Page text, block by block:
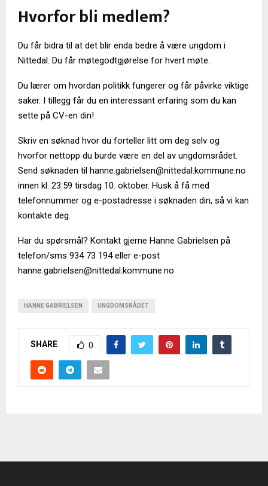
Hvorfor bli medlem?
Du får bidra til at det blir enda bedre å være ungdom i
Nittedal. Du får møtegodtgjørelse for hvert møte.
Du lærer om hvordan politikk fungerer og får påvirke viktige
saker. I tillegg får du en interessant erfaring som du kan
sette på CV-en din!
Skriv en søknad hvor du forteller litt om deg selv og
hvorfor nettopp du burde være en del av ungdomsrådet.
Send søknaden til hanne.gabrielsen@nittedal.kommune.no
innen kl. 23:59 tirsdag 10. oktober. Husk å få med
telefonnummer og e-postadresse i søknaden din, så vi kan
kontakte deg.
Har du spørsmål? Kontakt gjerne Hanne Gabrielsen på
telefon/sms 934 73 194 eller e-post
hanne.gabrielsen@nittedal.kommune.no
HANNE GABRIELSEN UNGDOMSRÅDET
SHARE 0